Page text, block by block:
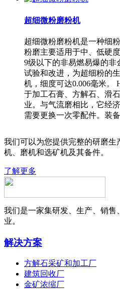
超细微粉磨粉机
超细微粉磨粉机是一种细
粉磨主要适用于中、低硬
9级以下的非易燃易爆的非
试验和改进，为超细粉的
机，细度可达0.006毫米。
于加工石膏、方解石、滑
业。与气流磨相比，它经
需要更换一次零配件。装
我们可以为您提供完整的研磨
机、磨机和选矿机及其备件。
了解更多
我们是一家集研发、生产、销售
业。
解决方案
方解石采矿和加工厂
建筑回收厂
金矿浓缩厂